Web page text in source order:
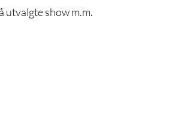
utvalgte show m.m.